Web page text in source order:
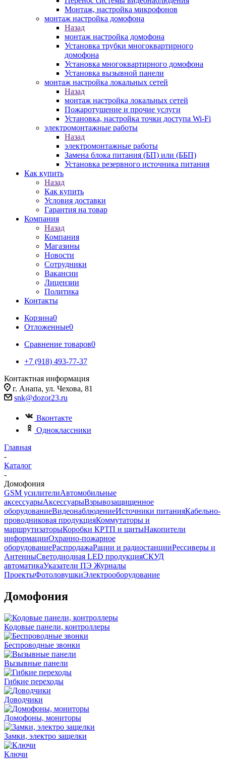
Монтаж, настройка микрофонов
монтаж настройка домофона
Назад
монтаж настройка домофона
Установка трубки многоквартирного
домофона
Установка многоквартирного домофона
Установка вызывной панели
монтаж настройка локальных сетей
Назад
монтаж настройка локальных сетей
Пожаротушение и прочие услуги
Установка, настройка точки доступа Wi-Fi
электромонтажные работы
Назад
электромонтажные работы
Замена блока питания (БП) или (ББП)
Установка резервного источника питания
Как купить
Назад
Как купить
Условия доставки
Гарантия на товар
Компания
Назад
Компания
Магазины
Новости
Сотрудники
Вакансии
Лицензии
Политика
Контакты
Корзина0
Отложенные0
Сравнение товаров0
+7 (918) 493-77-37
Контактная информация
г. Анапа, ул. Чехова, 81
snk@dozor23.ru
Вконтакте
Одноклассники
Главная
-
Каталог
-
Домофония
GSM усилителиАвтомобильные
аксессуарыАксессуарыВзрывозащищенное
оборудованиеВидеонаблюдениеИсточники питанияКабельно-
проводниковая продукцияКоммутаторы и
маршрутизаторыКоробки КРТП и щитыНакопители
информацииОхранно-пожарное
оборудованиеРаспродажаРации и радиостанцииРессиверы и
АнтенныСветодиодная LED продукцияСКУД
автоматикаУказатели ПЭ Журналы
ПроектыФотоловушкиЭлектрооборудование
Домофония
Кодовые панели, контроллеры
Беспроводные звонки
Вызывные панели
Гибкие переходы
Доводчики
Домофоны, мониторы
Замки, электро защелки
Ключи